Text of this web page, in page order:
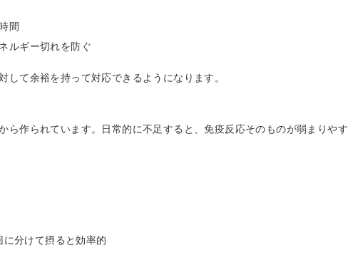
間
ルギー切れを防ぐ
て余裕を持って対応できるようになります。
ら作られています。日常的に不足すると、免疫反応そのものが弱まりやす
分けて摂ると効率的